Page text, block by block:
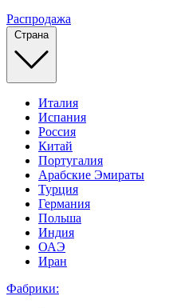
Распродажа
Страна
Италия
Испания
Россия
Китай
Португалия
Арабские Эмираты
Турция
Германия
Польша
Индия
ОАЭ
Иран
Фабрики: